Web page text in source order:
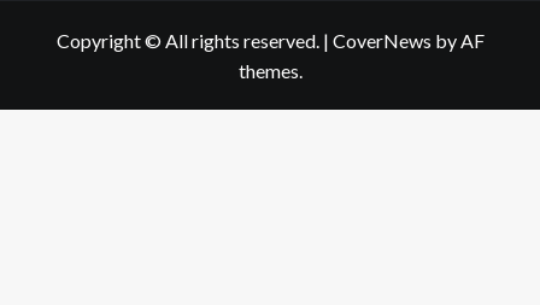
Copyright © All rights reserved. | CoverNews by AF
themes.